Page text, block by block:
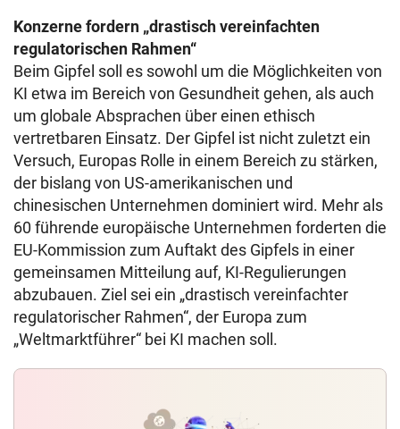
Konzerne fordern „drastisch vereinfachten
regulatorischen Rahmen“
Beim Gipfel soll es sowohl um die Möglichkeiten von
KI etwa im Bereich von Gesundheit gehen, als auch
um globale Absprachen über einen ethisch
vertretbaren Einsatz. Der Gipfel ist nicht zuletzt ein
Versuch, Europas Rolle in einem Bereich zu stärken,
der bislang von US-amerikanischen und
chinesischen Unternehmen dominiert wird. Mehr als
60 führende europäische Unternehmen forderten die
EU-Kommission zum Auftakt des Gipfels in einer
gemeinsamen Mitteilung auf, KI-Regulierungen
abzubauen. Ziel sei ein „drastisch vereinfachter
regulatorischer Rahmen“, der Europa zum
„Weltmarktführer“ bei KI machen soll.